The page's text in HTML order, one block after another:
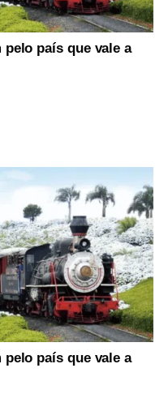
pelo país que vale a
pelo país que vale a